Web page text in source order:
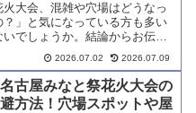
火大会、混雑や穴場はどうなっ
？」と気になっている方も多い
いでしょうか。結論からお伝え
犬山の花火大会は2022年から開
大きく変わっています。最新の
雑状況から無料の穴場4選、持ち
践的な情報...
2026.07.02 2026.07.09
古屋みなと祭花火大会の
方法！穴場スポットや屋